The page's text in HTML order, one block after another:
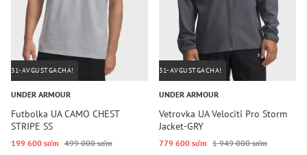
31-AVGUSTGACHA!
UNDER ARMOUR
Futbolka UA CAMO CHEST
STRIPE SS
199 600 so‘m 499 000 so‘m
31-AVGUSTGACHA!
UNDER ARMOUR
Vetrovka UA Velociti Pro Storm
Jacket-GRY
779 600 so‘m 1 949 000 so‘m